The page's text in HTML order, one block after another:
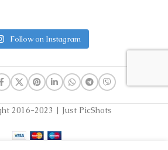
Follow on Instagram
2016-2023 | Just PicShots